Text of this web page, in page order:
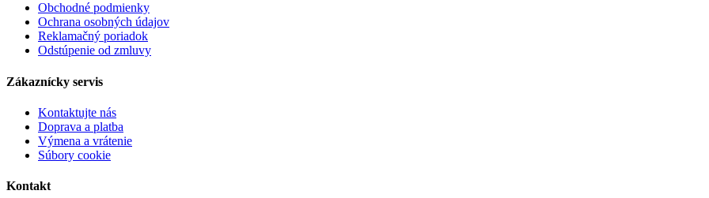
Obchodné podmienky
Ochrana osobných údajov
Reklamačný poriadok
Odstúpenie od zmluvy
Zákaznícky servis
Kontaktujte nás
Doprava a platba
Výmena a vrátenie
Súbory cookie
Kontakt